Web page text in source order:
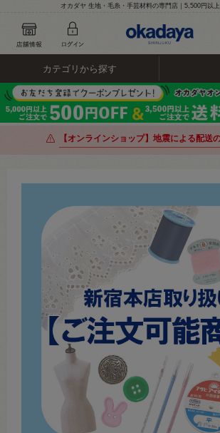
オカダヤ 生地・毛糸・手芸材料の専門店｜5,500円以上
カテゴリから探す
【オンラインショップ】地震による配送